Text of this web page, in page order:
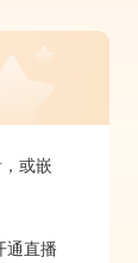
或嵌
通直播